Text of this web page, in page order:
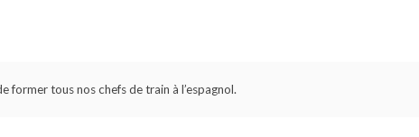
former tous nos chefs de train à l’espagnol.